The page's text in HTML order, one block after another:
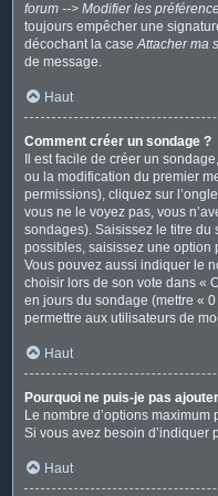
forum --> Modifier les
toujours empêcher une
décochant la caseAttacher ma
de message.
Haut
Comment créer un sondage ?
Il est facile de créer un
ou la modification du premier
permissions), cliquez sur
vous ne le voyez pas, vous
sondages). Saisissez le titre
possibles, saisissez une option
Vous pouvez aussi indiquer le
choisir lors de son vote dans «
en jours du sondage (mettre «
permettre aux utilisateurs de
Haut
Pourquoi ne puis-je pas
Le nombre d’options
Si vous avez besoin d’indiquer
Haut